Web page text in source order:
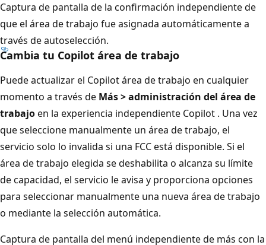
Captura de pantalla de la confirmación independiente de
que el área de trabajo fue asignada automáticamente a
través de autoselección.
Cambia tu Copilot área de trabajo
Puede actualizar el Copilot área de trabajo en cualquier
momento a través de Más > administración del área de
trabajoen la experiencia independiente Copilot . Una vez
que seleccione manualmente un área de trabajo, el
servicio solo lo invalida si una FCC está disponible. Si el
área de trabajo elegida se deshabilita o alcanza su límite
de capacidad, el servicio le avisa y proporciona opciones
para seleccionar manualmente una nueva área de trabajo
o mediante la selección automática.
Captura de pantalla del menú independiente de más con la